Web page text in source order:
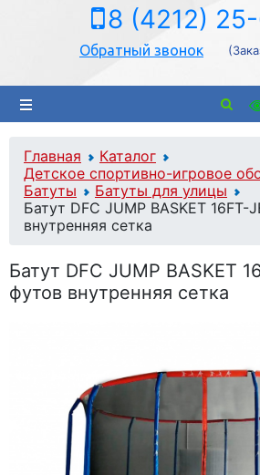
8 (4212)
Обратный звонок
Главная
Каталог
Детское спортивно-игровое
Батуты
Батуты для улицы
Батут DFC JUMP BASKET 16FT-
внутренняя сетка
Батут DFC JUMP BASKET
футов внутренняя сетка